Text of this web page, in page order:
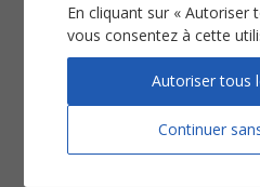
Mister K
Piano Chant
En cliquant sur « Autoriser
vous consentez à cette
Continuer
Autoriser tous